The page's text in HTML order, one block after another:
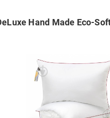
Hand Made Eco-